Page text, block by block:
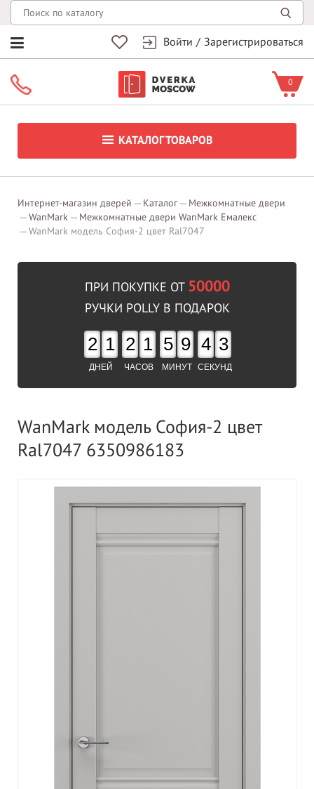
Войти / Зарегистрироваться
0
КАТАЛОГ ТОВАРОВ
Интернет-магазин дверей Каталог
Межкомнатные двери
WanMark
Межкомнатные двери WanMark Емалекс
WanMark модель София-2 цвет Ral7047
ПРИ ПОКУПКЕ ОТ 50000
РУЧКИ POLLY В ПОДАРОК
2 1
ДНЕЙ
2 1
ЧАСОВ
5 9
МИНУТ
4 2
СЕКУНД
WanMark модель София-2 цвет
Ral7047 6350986183